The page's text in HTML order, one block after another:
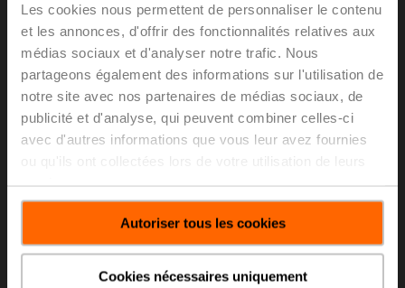
Les cookies nous permettent de personnaliser le contenu
et les annonces, d'offrir des fonctionnalités relatives aux
médias sociaux et d'analyser notre trafic. Nous
partageons également des informations sur l'utilisation de
notre site avec nos partenaires de médias sociaux, de
publicité et d'analyse, qui peuvent combiner celles-ci
avec d'autres informations que vous leur avez fournies
Autoriser tous les cookies
Cookies nécessaires uniquement
ZONE315S-10
Robinet de réglage par zone (ZV), DN 1/2" [15], 3 voies,
Prix courant
C$204.00
panier
Ajouter à la liste